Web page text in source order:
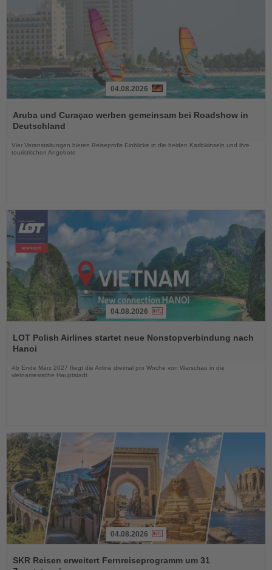
Sie
die
04.08.2026
Aruba und Curaçao werben gemeinsam bei Roadshow in
Deutschland
Vier Veranstaltungen bieten Reiseprofis Einblicke in die beiden Karibikinseln und ihre
touristischen Angebote
Sie
die
04.08.2026
LOT Polish Airlines startet neue Nonstopverbindung nach
Hanoi
Ab Ende März 2027 fliegt die Airline dreimal pro Woche von Warschau in die
vietnamesische Hauptstadt
Sie
04.08.2026
SKR Reisen erweitert Fernreiseprogramm um 31